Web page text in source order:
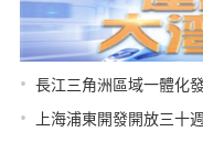
• 長江三角洲區域一體化
• 上海浦東開發開放三十